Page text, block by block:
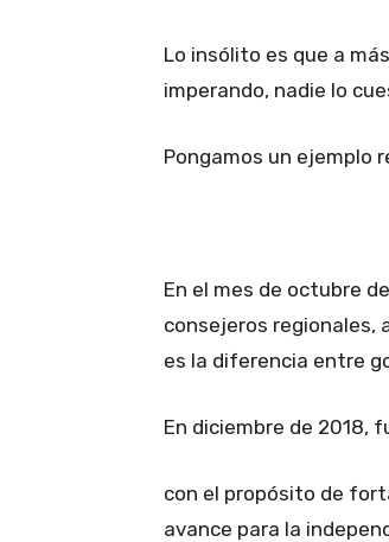
Lo insólito es que a
imperando, nadie lo
Pongamos un ejemplo
En el mes de octubre
consejeros regionales,
es la diferencia entre
En diciembre de 2018,
con el propósito de
avance para la